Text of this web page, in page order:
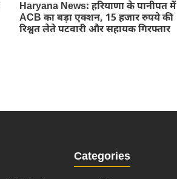
Haryana News: हरियाणा के पानीपत में
ACB का बड़ा एक्शन, 15 हजार रुपये की
रिश्वत लेते पटवारी और सहायक गिरफ्तार
Categories